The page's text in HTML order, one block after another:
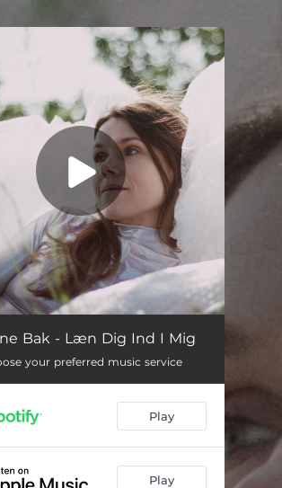
all set!
Ind I Mig 03:30
Bak - Læn Dig Ind I Mig
your preferred music service
Play
Play